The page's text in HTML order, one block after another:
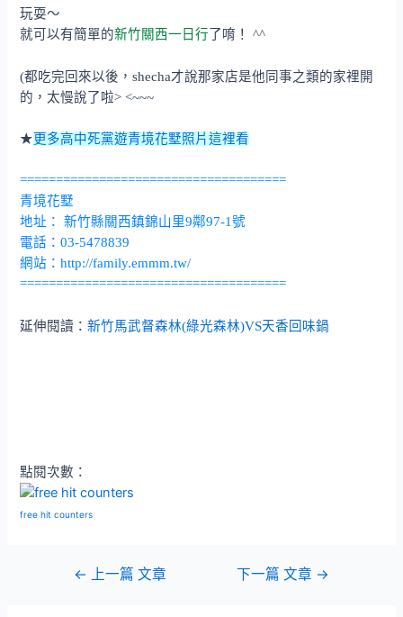
玩耍～
就可以有簡單的新竹關西一日行 了唷！ ^^
(都吃完回來以後，shecha才說那家店是他同事之類的家裡開
的，太慢說了啦> <~~~
★更多高中死黨遊青境花墅照片這裡看
=====================================
青境花墅
地址： 新竹縣關西鎮錦山里9鄰97-1號
電話：03-5478839
網站：http://family.emmm.tw/
=====================================
延伸閱讀：新竹馬武督森林(綠光森林)VS天香回味鍋
點閱次數：
free hit counters
← 上一篇 文章 下一篇 文章 →